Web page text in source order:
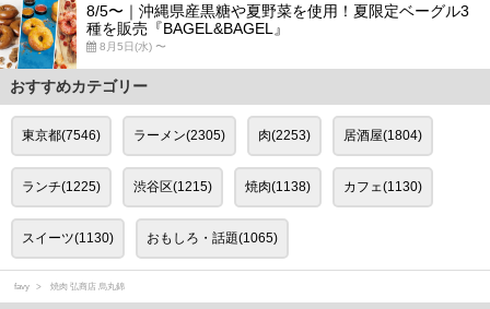
8/5〜｜沖縄県産黒糖や夏野菜を使用！夏限定ベーグル3
種を販売『BAGEL&BAGEL』
8月5日(水) 〜
おすすめカテゴリー
東京都(7546) ラーメン(2305) 肉(2253) 居酒屋(1804)
ランチ(1225) 渋谷区(1215) 焼肉(1138) カフェ(1130)
スイーツ(1130) おもしろ・話題(1065)
favy 焼肉 弘商店 烏丸錦